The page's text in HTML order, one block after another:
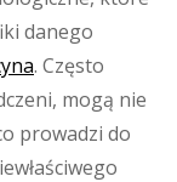
danego
. Często
mogą nie
prowadzi do